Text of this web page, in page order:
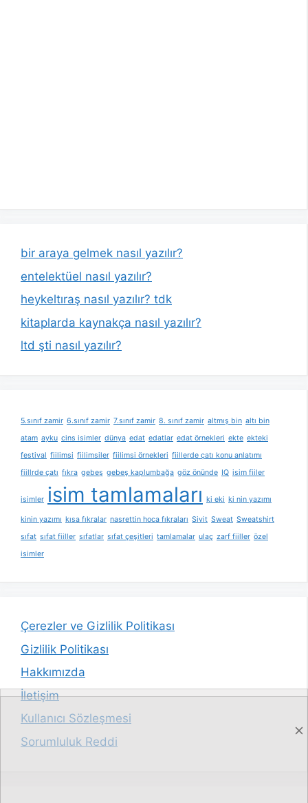
bir araya gelmek nasıl yazılır?
entelektüel nasıl yazılır?
heykeltıraş nasıl yazılır? tdk
kitaplarda kaynakça nasıl yazılır?
ltd şti nasıl yazılır?
5.sınıf zamir 6.sınıf zamir 7.sınıf zamir 8. sınıf zamir altmış bin altı bin
atam ayku cins isimler dünya edat edatlar edat örnekleri ekte ekteki
festival fiilimsi fiilimsiler fiilimsi örnekleri fiillerde çatı konu anlatımı
fiillrde çatı fıkra gebeş gebeş kaplumbağa göz önünde IQ isim fiiler
isimler isim tamlamaları ki eki ki nin yazımı
kinin yazımı kısa fıkralar nasrettin hoca fıkraları Sivit Sweat Sweatshirt
sıfat sıfat fiiller sıfatlar sıfat çeşitleri tamlamalar ulaç zarf fiiller özel
isimler
Çerezler ve Gizlilik Politikası
Gizlilik Politikası
Hakkımızda
İletişim
Kullanıcı Sözleşmesi
Sorumluluk Reddi